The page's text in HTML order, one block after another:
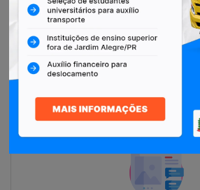
Restituição de